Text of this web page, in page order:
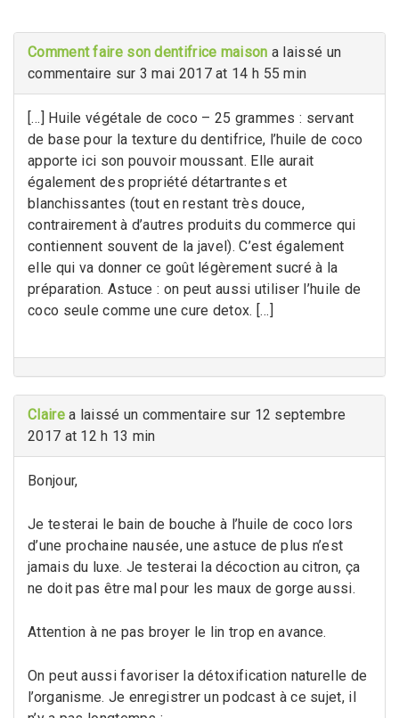
Comment faire son dentifrice maison a laissé un
commentaire sur 3 mai 2017 at 14 h 55 min
[…] Huile végétale de coco – 25 grammes : servant
de base pour la texture du dentifrice, l’huile de coco
apporte ici son pouvoir moussant. Elle aurait
également des propriété détartrantes et
blanchissantes (tout en restant très douce,
contrairement à d’autres produits du commerce qui
contiennent souvent de la javel). C’est également
elle qui va donner ce goût légèrement sucré à la
préparation. Astuce : on peut aussi utiliser l’huile de
coco seule comme une cure detox. […]
Claire a laissé un commentaire sur 12 septembre
2017 at 12 h 13 min
Bonjour,
Je testerai le bain de bouche à l’huile de coco lors
d’une prochaine nausée, une astuce de plus n’est
jamais du luxe. Je testerai la décoction au citron, ça
ne doit pas être mal pour les maux de gorge aussi.
Attention à ne pas broyer le lin trop en avance.
On peut aussi favoriser la détoxification naturelle de
l’organisme. Je enregistrer un podcast à ce sujet, il